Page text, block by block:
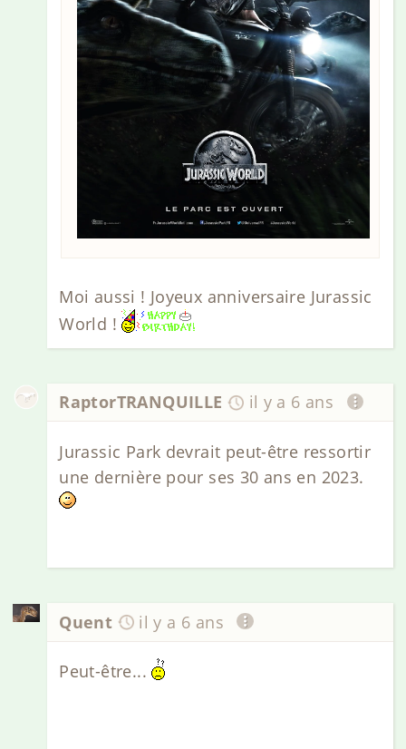
Moi aussi ! Joyeux anniversaire Jurassic
World !
RaptorTRANQUILLE il y a 6 ans
Jurassic Park devrait peut-être ressortir
une dernière pour ses 30 ans en 2023.
Quent il y a 6 ans
Peut-être...